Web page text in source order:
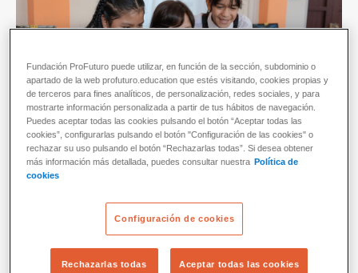
Formación docente
Fundación ProFuturo puede utilizar, en función de la sección, subdominio o
apartado de la web profuturo.education que estés visitando, cookies propias y
de terceros para fines analíticos, de personalización, redes sociales, y para
mostrarte información personalizada a partir de tus hábitos de navegación.
Puedes aceptar todas las cookies pulsando el botón “Aceptar todas las
cookies”, configurarlas pulsando el botón "Configuración de las cookies" o
rechazar su uso pulsando el botón “Rechazarlas todas”. Si desea obtener
más información más detallada, puedes consultar nuestra Política de
cookies
Configuración de cookies
Rechazarlas todas Aceptar todas las cookies